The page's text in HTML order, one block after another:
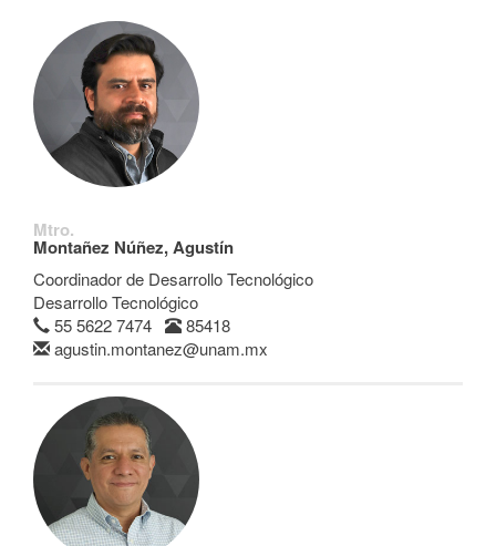
Mtro.
Montañez Núñez, Agustín
Coordinador de Desarrollo Tecnológico
Desarrollo Tecnológico
55 5622 7474
85418
agustin.montanez@unam.mx